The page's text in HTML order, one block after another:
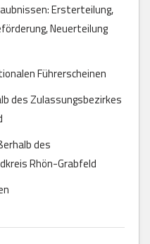
Ersterteilung,
Neuerteilung
Führerscheinen
des Zulassungsbezirkes
des
Rhön-Grabfeld